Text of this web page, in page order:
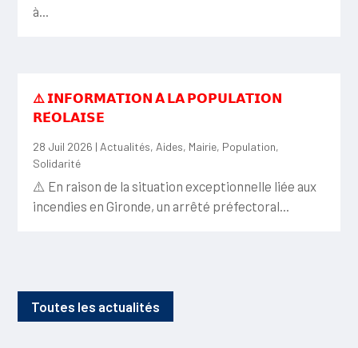
à...
⚠️ 𝗜𝗡𝗙𝗢𝗥𝗠𝗔𝗧𝗜𝗢𝗡 𝗔̀ 𝗟𝗔 𝗣𝗢𝗣𝗨𝗟𝗔𝗧𝗜𝗢𝗡
𝗥𝗘́𝗢𝗟𝗔𝗜𝗦𝗘
28 Juil 2026 | Actualités, Aides, Mairie, Population,
Solidarité
⚠️ En raison de la situation exceptionnelle liée aux
incendies en Gironde, un arrêté préfectoral...
Toutes les actualités